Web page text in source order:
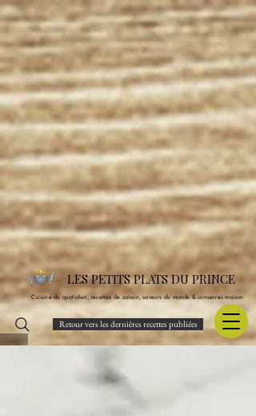
LES PETITS PLATS DU PRINCE
Cuisine du quotidien, recettes de saison, saveurs du monde & conserves maison
Retour vers les dernières recettes publiées